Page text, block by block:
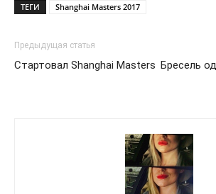
ТЕГИ Shanghai Masters 2017
Предыдущая статья
Стартовал Shanghai Masters Бресель